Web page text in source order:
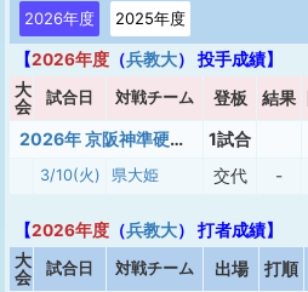
2026年度 2025年度
【2026年度 （兵教大） 投手成績】
大
会
試合日 対戦チーム 登板 結果
2026年 京阪神準硬式春季 1試合
3/10(火) 県大姫 交代 -
【2026年度 （兵教大） 打者成績】
大
会
試合日 対戦チーム 出場 打順